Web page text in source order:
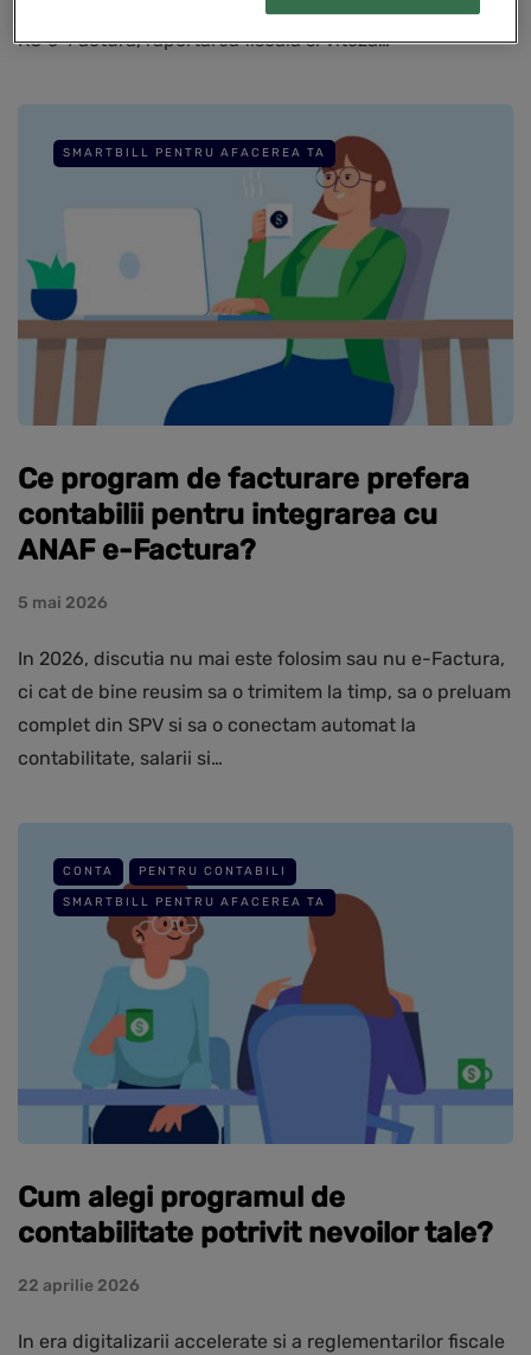
RO e-Factura, raportarea fiscala si viteza…
SMARTBILL PENTRU AFACEREA TA
Ce program de facturare prefera
contabilii pentru integrarea cu
ANAF e-Factura?
5 mai 2026
In 2026, discutia nu mai este folosim sau nu e-Factura,
ci cat de bine reusim sa o trimitem la timp, sa o preluam
complet din SPV si sa o conectam automat la
contabilitate, salarii si…
CONTA PENTRU CONTABILI
SMARTBILL PENTRU AFACEREA TA
Cum alegi programul de
contabilitate potrivit nevoilor tale?
22 aprilie 2026
In era digitalizarii accelerate si a reglementarilor fiscale